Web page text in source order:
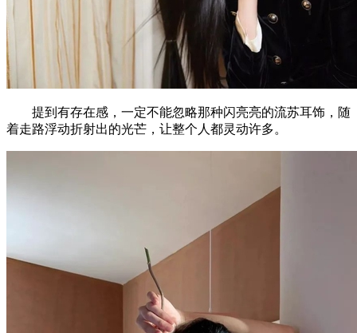
提到有存在感，一定不能忽略那种闪亮亮的流苏耳饰，随
着走路浮动折射出的光芒，让整个人都灵动许多。